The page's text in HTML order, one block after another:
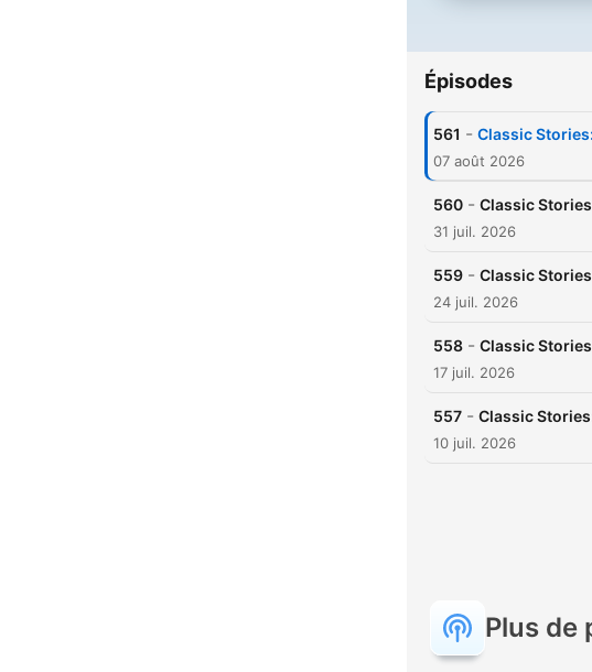
Épisodes
561 - Classic
07 août 2026
560 - Classic
31 juil. 2026
559 - Classic
24 juil. 2026
558 - Classic
17 juil. 2026
557 - Classic
10 juil. 2026
Plus de